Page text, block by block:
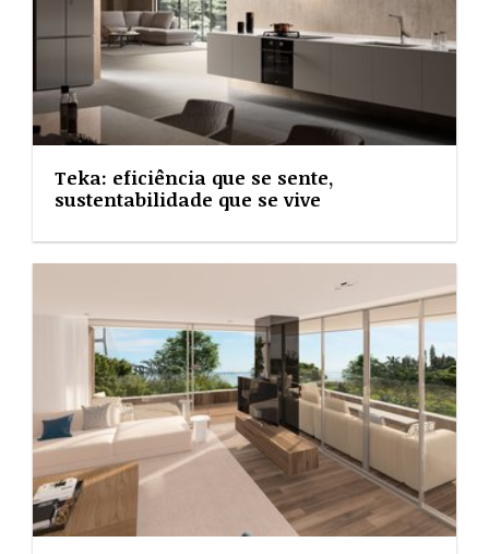
Teka: eficiência que se sente,
sustentabilidade que se vive